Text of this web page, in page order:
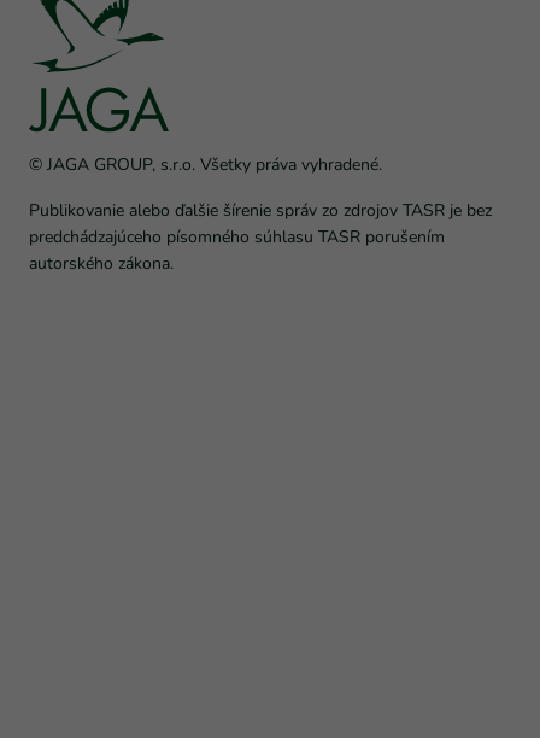
© JAGA GROUP, s.r.o. Všetky práva vyhradené.
Publikovanie alebo ďalšie šírenie správ zo zdrojov TASR je bez
predchádzajúceho písomného súhlasu TASR porušením
autorského zákona.